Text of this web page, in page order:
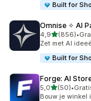
Built for
Omnise ✧ AI
4,9van 5
(856)
856 recensies
•
Zet met AI
Built for
Forge: AI
5,0van 5
(50)
50 recensies in
•
Bouw je winkel